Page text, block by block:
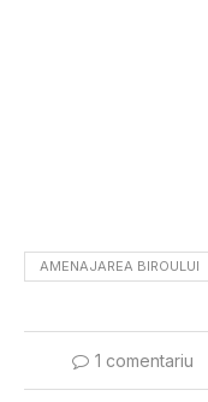
AMENAJAREA BIROULUI
1 comentariu